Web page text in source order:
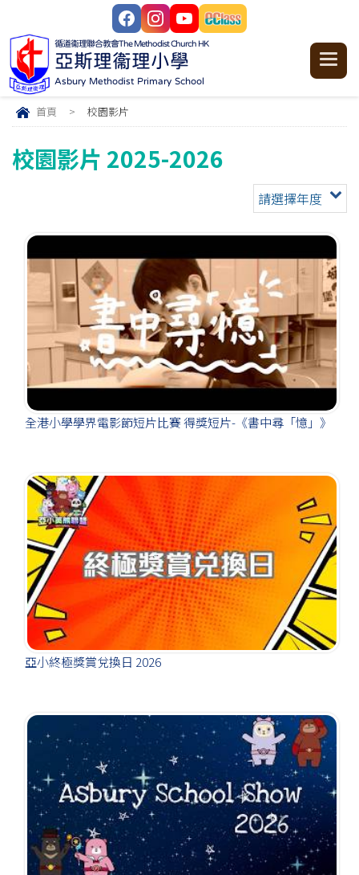
循道衞理聯合教會The Methodist Church HK
亞斯理衞理小學
Asbury Methodist Primary School
首頁 > 校園影片
校園影片 2025-2026
請選擇年度
全港小學學界電影節短片比賽 得獎短片-《書中尋「憶」》
亞小終極獎賞兌換日 2026